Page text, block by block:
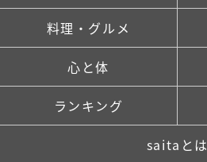
料理・グルメ
心と体
ランキング
saitaとは